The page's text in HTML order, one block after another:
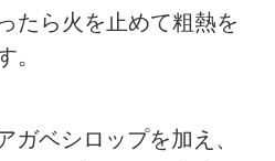
たら火を止めて粗熱を
。
ベシロップを加え、